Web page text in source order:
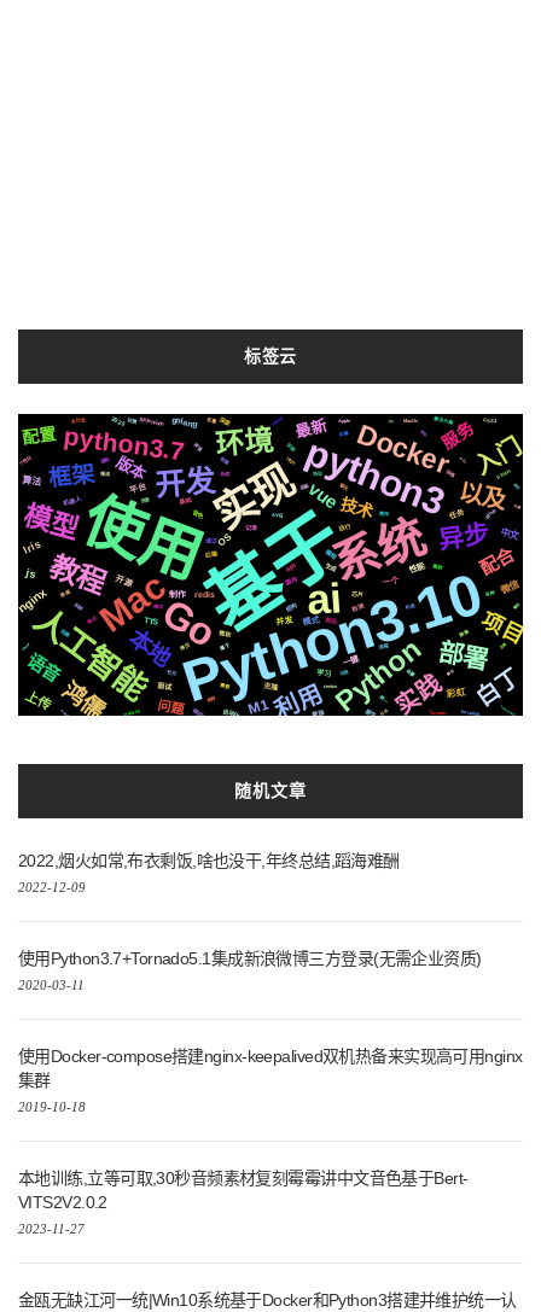
标签云
基于
使用
Python3.10
系统
ai
实现
Go
python3
Mac
人工智能
开发
环境
教程
Python
模型
Docker
python3.7
异步
部署
以及
利用 实践
入门
框架
本地
白丁
鸿儒
项目
配合
语音
vue技术
配置 服务
最新
版本
M1
问题
上传
nginx
js
Iris
中文
微信
算法
彩虹
OS
redis
性能
并发 模式
开源
制作
一个
golang
TTS
平台
一键
学习
克隆
任务
面试
api
国内
后端
机器人
深度
记录
编程
Selenium
通过
新版
svg
生成
结构
运行
自动化
音色
响应 原生
芯片
前后
检测
基础
2020
微软
动画
爬虫
属于
情况
协议
io
聊天
合成
页面
https
Pytorch
MacOs
支付宝
简历
快速
布局
Tornado
个性化
识别
集群
流程
可用
声音
机制
社交
数据
centos
推送
需要
解决方案
格式
字幕
变量
推荐
celery
场景
阻塞 镜像
Apple
各种
存储 Silicon
Tornado6
遇到
统一
CSS3
github
切换
方案
钱包
Tornado5.1
解析
rails
播放
在线
百度
网页
红袖添香
登峰造极
随机文章
2022,烟火如常,布衣剩饭,啥也没干,年终总结,蹈海难酬
2022-12-09
使用Python3.7+Tornado5.1集成新浪微博三方登录(无需企业资质)
2020-03-11
使用Docker-compose搭建nginx-keepalived双机热备来实现高可用nginx
集群
2019-10-18
本地训练,立等可取,30秒音频素材复刻霉霉讲中文音色基于Bert-
VITS2V2.0.2
2023-11-27
金瓯无缺江河一统|Win10系统基于Docker和Python3搭建并维护统一认